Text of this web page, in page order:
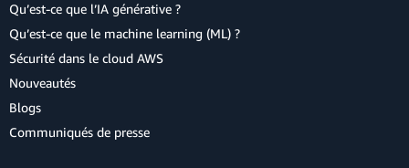
Qu’est-ce que l’IA générative ?
Qu’est-ce que le machine learning (ML) ?
Sécurité dans le cloud AWS
Nouveautés
Blogs
Communiqués de presse